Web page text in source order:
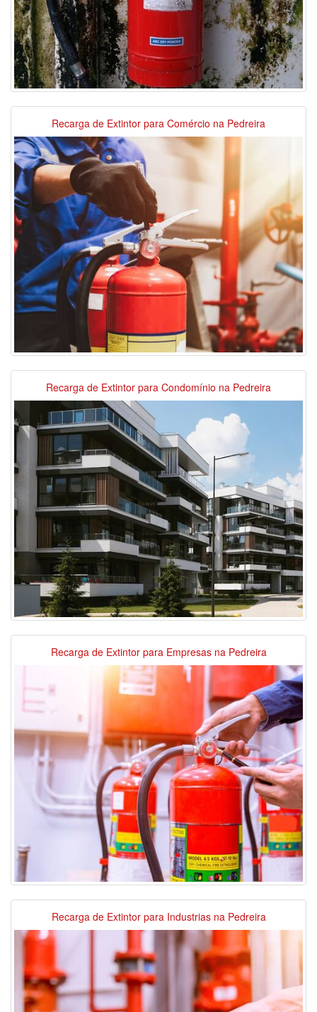
Recarga de Extintor para Comércio na Pedreira
Recarga de Extintor para Condomínio na Pedreira
Recarga de Extintor para Empresas na Pedreira
Recarga de Extintor para Industrias na Pedreira